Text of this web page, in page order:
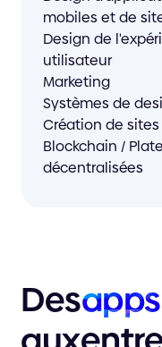
mobiles et de
Design de
utilisateur
Marketing
Systèmes de
Création de
Blockchain /
décentralisées
Desapps